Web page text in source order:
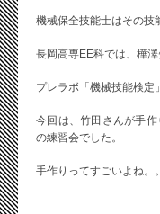
機械保全技能士はその技
長岡高専EE科では、樺
プレラボ「機械技能検定
今回は、竹田さんが手
の練習会でした。
手作りってすごいよね。